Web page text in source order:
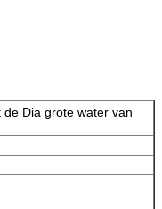
Dia grote water van